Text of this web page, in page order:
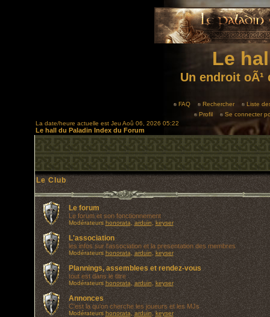
Le
Un endroit
FAQ Rechercher
Liste
Profil
Se connecter
La date/heure actuelle est Jeu Aoû 06, 2026 05:22
Le hall du Paladin Index du Forum
Le Club
Le forum
Le forum et son fonctionnement
Modérateurs honorata ,arduin ,keyser
L'association
les infos sur l'association et la presentation des membres
Modérateurs honorata ,arduin ,keyser
Plannings, assemblees et rendez-vous
tout est dans le titre
Modérateurs honorata ,arduin ,keyser
Annonces
C'est la qu'on cherche les joueurs et les MJs
Modérateurs honorata ,arduin ,keyser